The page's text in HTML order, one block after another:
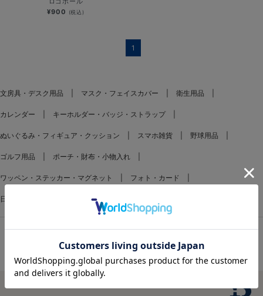
¥900 (税込)
1
文房具・デスク用品 マスク・フェイスカバー 衛生用品
カレンダー キーホルダー・バッジ・ストラップ
ぬいぐるみ・フィギュア・クッション スマホ雑貨 野球用品
ゴルフ用品 ポーチ・財布・小物入れ
ワッペン・ステッカー・マグネット フォト・カード
日用雑貨：その他
FEATURES